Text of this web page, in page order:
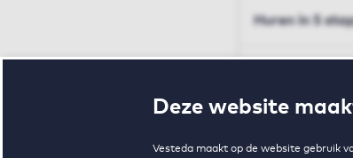
Deze website
Vesteda maakt op de website gebruik
Huren in 5
Voorwaarden